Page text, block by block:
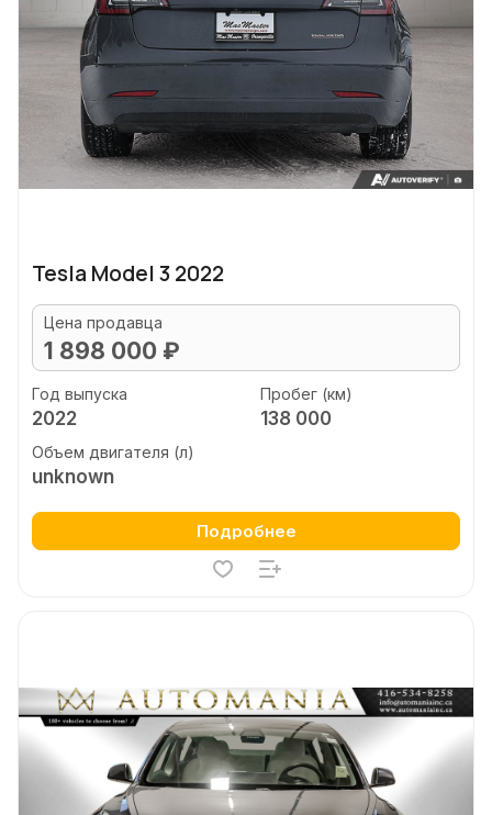
Tesla Model 3 2022
Цена продавца
1 898 000 ₽
Год выпуска
2022
Пробег (км)
138 000
Объем двигателя (л)
unknown
Подробнее